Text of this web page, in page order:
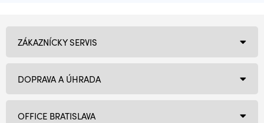
OFFICE BRATISLAVA
ZÁKAZNÍCKY SERVIS
DOPRAVA A ÚHRADA